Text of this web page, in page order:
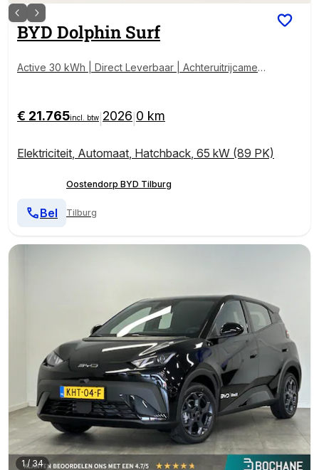
BYD Dolphin Surf
Active 30 kWh | Direct Leverbaar | Achteruitrijcamera
€ 21.765incl. btw 2026 0 km
Elektriciteit, Automaat, Hatchback, 65 kW (89 PK)
Oostendorp BYD Tilburg
Tilburg
Bel
1/ 34